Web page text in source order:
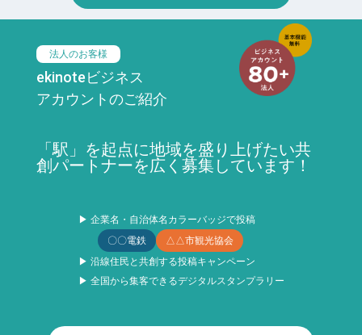
法人のお客様
ekinoteビジネス
アカウントのご紹介
「駅」を起点に地域を盛り上げたい共
創パートナーを広く募集しています！
▶ 企業名・自治体名カラーバッジで投稿
〇〇電鉄
△△市観光協会
▶ 沿線住民と共創する投稿キャンペーン
▶ 全国から集客できるデジタルスタンプラリー